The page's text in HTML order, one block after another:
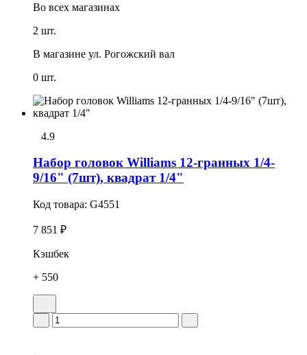
Во всех магазинах
2 шт.
В магазине ул. Рогожский вал
0 шт.
4.9
Набор головок Williams 12-гранных 1/4-
9/16" (7шт), квадрат 1/4"
Код товара: G4551
7 851 ₽
Кэшбек
+ 550